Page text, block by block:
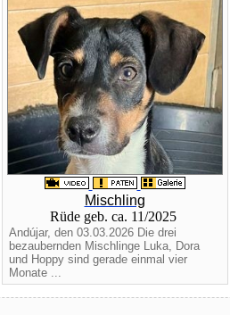
Mischling
Rüde geb. ca. 11/2025
Andújar, den 03.03.2026 Die drei
bezaubernden Mischlinge Luka, Dora
und Hoppy sind gerade einmal vier
Monate ...